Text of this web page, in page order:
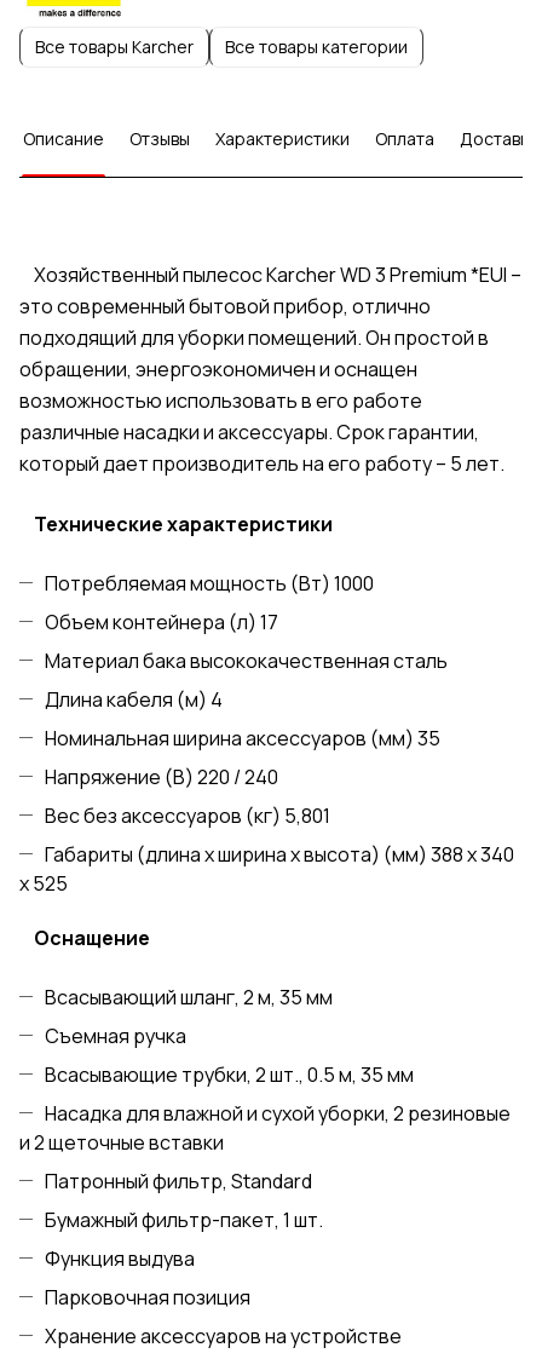
Все товары Karcher Все товары категории
Описание Отзывы Характеристики Оплата Доставка
Хозяйственный пылесос Karcher WD 3 Premium *EUI –
это современный бытовой прибор, отлично
подходящий для уборки помещений. Он простой в
обращении, энергоэкономичен и оснащен
возможностью использовать в его работе
различные насадки и аксессуары. Срок гарантии,
который дает производитель на его работу – 5 лет.
Технические характеристики
Потребляемая мощность (Вт) 1000
Объем контейнера (л) 17
Материал бака высококачественная сталь
Длина кабеля (м) 4
Номинальная ширина аксессуаров (мм) 35
Напряжение (В) 220 / 240
Вес без аксессуаров (кг) 5,801
Габариты (длина х ширина х высота) (мм) 388 x 340
x 525
Оснащение
Всасывающий шланг, 2 м, 35 мм
Съемная ручка
Всасывающие трубки, 2 шт., 0.5 м, 35 мм
Насадка для влажной и сухой уборки, 2 резиновые
и 2 щеточные вставки
Патронный фильтр, Standard
Бумажный фильтр-пакет, 1 шт.
Функция выдува
Парковочная позиция
Хранение аксессуаров на устройстве